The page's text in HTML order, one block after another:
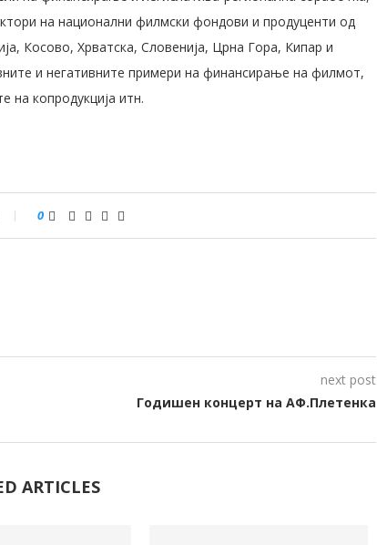
на национални филмски фондови и продуценти од
Косово, Хрватска, Словенија, Црна Гора, Кипар и
и негативните примери на финансирање на филмот,
на копродукција итн.
0
next post
Годишен концерт на АФ.Плетенка
ARTICLES